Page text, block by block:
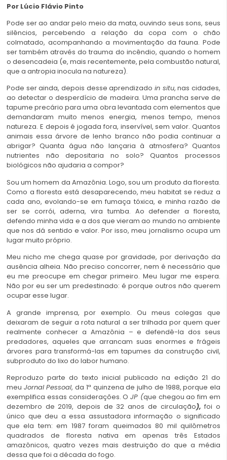
Por Lúcio Flávio Pinto
Pode ser ao andar pelo meio da mata, ouvindo seus sons, seus
silêncios, percebendo a relação da copa com o chão
colmatado, acompanhando a movimentação da fauna. Pode
ser também através do trauma do incêndio, quando o homem
o desencadeia (e, mais recentemente, pela combustão natural,
que a antropia inocula na natureza).
Pode ser ainda, depois desse aprendizado in situ, nas cidades,
ao detectar o desperdício de madeira. Uma prancha serve de
tapume precário para uma obra levantada com elementos que
demandaram muito menos energia, menos tempo, menos
natureza. E depois é jogada fora, inservível, sem valor. Quantos
animais essa árvore de lenho branco não podia continuar a
abrigar? Quanta água não lançaria à atmosfera? Quantos
nutrientes não depositaria no solo? Quantos processos
biológicos não ajudaria a compor?
Sou um homem da Amazônia. Logo, sou um produto da floresta.
Como a floresta está desaparecendo, meu habitat se reduz a
cada ano, evolando-se em fumaça tóxica, e minha razão de
ser se corrói, aderna, vira tumba. Ao defender a floresta,
defendo minha vida e a dos que vieram ao mundo no ambiente
que nos dá sentido e valor. Por isso, meu jornalismo ocupa um
lugar muito próprio.
Meu nicho me chega quase por gravidade, por derivação da
ausência alheia. Não preciso concorrer, nem é necessário que
eu me preocupe em chegar primeiro. Meu lugar me espera.
Não por eu ser um predestinado: é porque outros não querem
ocupar esse lugar.
A grande imprensa, por exemplo. Ou meus colegas que
deixaram de seguir a rota natural a ser trilhada por quem quer
realmente conhecer a Amazônia – e defendê-la dos seus
predadores, aqueles que arrancam suas enormes e frágeis
árvores para transformá-las em tapumes da construção civil,
subproduto do lixo do labor humano.
Reproduzo parte do texto inicial publicado na edição 21 do
meu Jornal Pessoal, da 1ª quinzena de julho de 1988, porque ela
exemplifica essas considerações. OJP (que chegou ao fim em
dezembro de 2019, depois de 32 anos de circulação), foi o
único que deu a essa assustadora informação o significado
que ela tem: em 1987 foram queimados 80 mil quilômetros
quadrados de floresta nativa em apenas três Estados
amazônicos, quatro vezes mais destruição do que a média
dessa que foi a década do fogo.